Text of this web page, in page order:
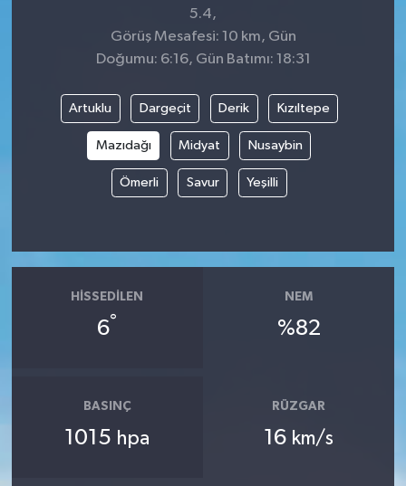
5.4,
Görüş Mesafesi: 10 km, Gün
Doğumu: 6:16, Gün Batımı: 18:31
Artuklu Dargeçit Derik Kızıltepe
Mazıdağı Midyat Nusaybin
Ömerli Savur Yeşilli
HISSEDILEN
6°
NEM
%82
BASINÇ
1015 hpa
RÜZGAR
16 km/s